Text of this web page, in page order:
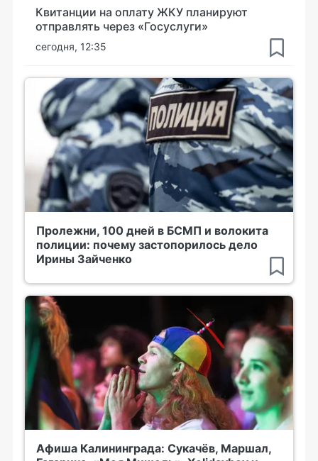
Квитанции на оплату ЖКУ планируют
отправлять через «Госуслуги»
сегодня, 12:35
Пролежни, 100 дней в БСМП и волокита
полиции: почему застопорилось дело
Ирины Зайченко
Афиша Калининграда: Сукачёв, Маршал,